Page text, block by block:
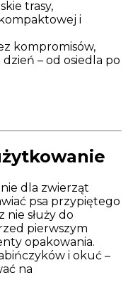
trasy,
i
kompromisów,
– od osiedla po
dla zwierząt
psa przypiętego
nie służy do
pierwszym
opakowania.
i okuć –
na